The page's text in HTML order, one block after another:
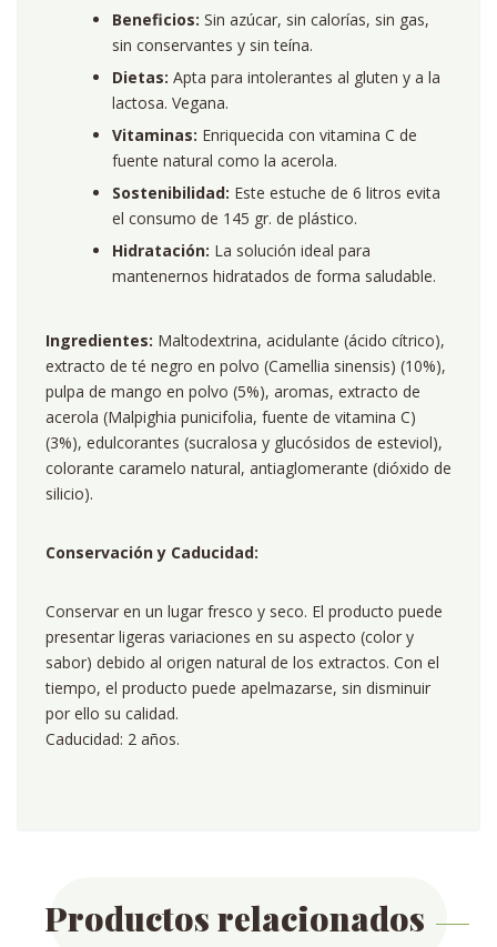
Beneficios: Sin azúcar, sin calorías, sin gas,
sin conservantes y sin teína.
Dietas: Apta para intolerantes al gluten y a la
lactosa. Vegana.
Vitaminas: Enriquecida con vitamina C de
fuente natural como la acerola.
Sostenibilidad: Este estuche de 6 litros evita
el consumo de 145 gr. de plástico.
Hidratación: La solución ideal para
mantenernos hidratados de forma saludable.
Ingredientes: Maltodextrina, acidulante (ácido cítrico),
extracto de té negro en polvo (Camellia sinensis) (10%),
pulpa de mango en polvo (5%), aromas, extracto de
acerola (Malpighia punicifolia, fuente de vitamina C)
(3%), edulcorantes (sucralosa y glucósidos de esteviol),
colorante caramelo natural, antiaglomerante (dióxido de
silicio).
Conservación y Caducidad:
Conservar en un lugar fresco y seco. El producto puede
presentar ligeras variaciones en su aspecto (color y
sabor) debido al origen natural de los extractos. Con el
tiempo, el producto puede apelmazarse, sin disminuir
por ello su calidad.
Caducidad: 2 años.
Productos relacionados